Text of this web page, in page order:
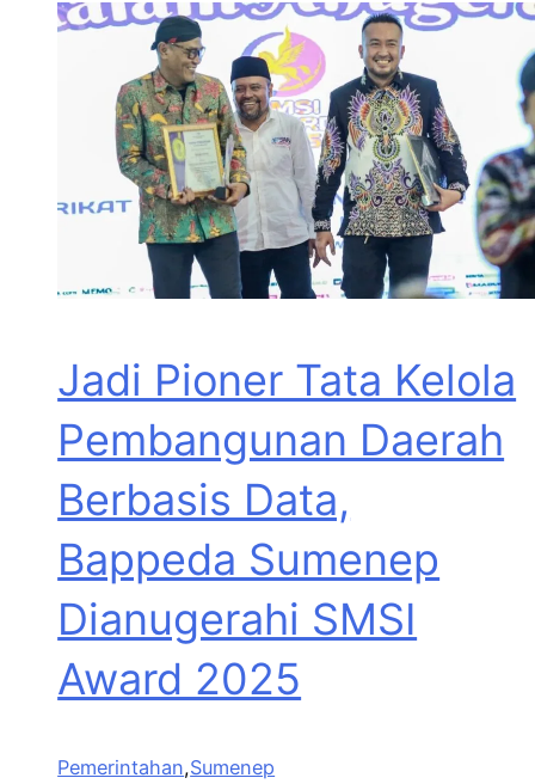
Jadi Pioner Tata Kelola
Pembangunan Daerah
Berbasis Data,
Bappeda Sumenep
Dianugerahi SMSI
Award 2025
Pemerintahan,Sumenep